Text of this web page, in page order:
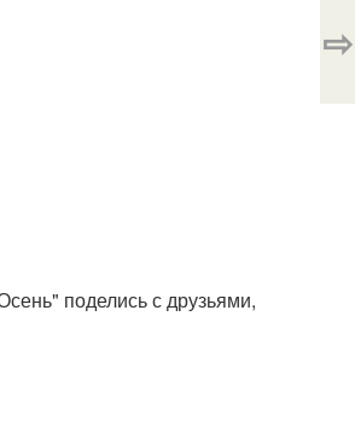
поделись с друзьями,
⇨